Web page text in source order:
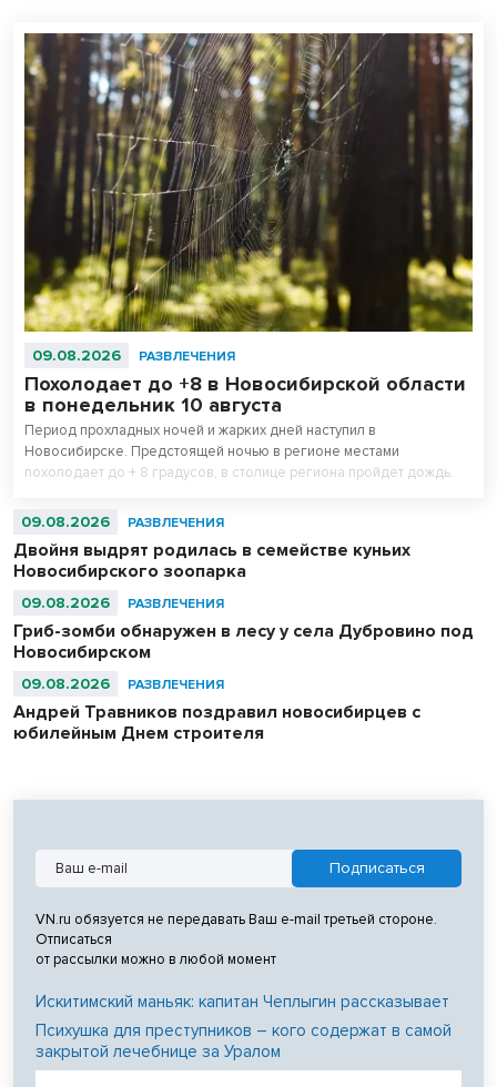
09.08.2026 РАЗВЛЕЧЕНИЯ
Похолодает до +8 в Новосибирской области
в понедельник 10 августа
Период прохладных ночей и жарких дней наступил в
Новосибирске. Предстоящей ночью в регионе местами
похолодает до + 8 градусов, в столице региона пройдет дождь.
09.08.2026 РАЗВЛЕЧЕНИЯ
Двойня выдрят родилась в семействе куньих
Новосибирского зоопарка
09.08.2026 РАЗВЛЕЧЕНИЯ
Гриб-зомби обнаружен в лесу у села Дубровино под
Новосибирском
09.08.2026 РАЗВЛЕЧЕНИЯ
Андрей Травников поздравил новосибирцев с
юбилейным Днем строителя
VN.ru обязуется не передавать Ваш e-mail третьей стороне.
Отписаться
от рассылки можно в любой момент
Искитимский маньяк: капитан Чеплыгин рассказывает
Психушка для преступников – кого содержат в самой
закрытой лечебнице за Уралом